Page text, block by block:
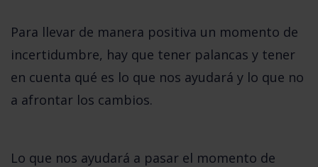
Para llevar de manera positiva un momento de
incertidumbre, hay que tener palancas y tener
en cuenta qué es lo que nos ayudará y lo que no
a afrontar los cambios.
Lo que nos ayudará a pasar el momento de